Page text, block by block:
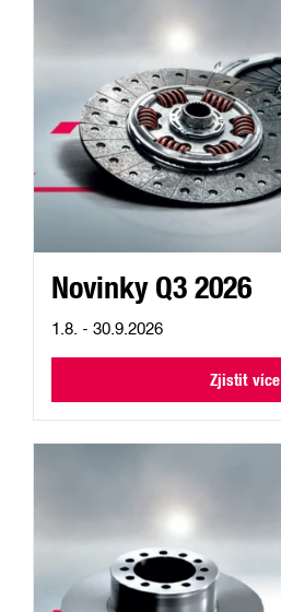
Novinky Q3 2026
1.8. - 30.9.2026
Zjistit více